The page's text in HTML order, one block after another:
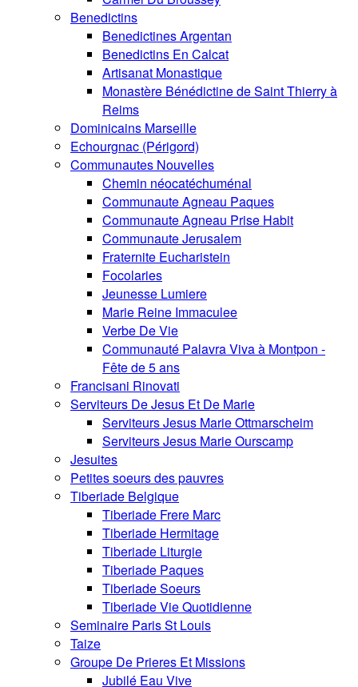
Benedictins
Benedictines Argentan
Benedictins En Calcat
Artisanat Monastique
Monastère Bénédictine de Saint Thierry à
Reims
Dominicains Marseille
Echourgnac (Périgord)
Communautes Nouvelles
Chemin néocatéchuménal
Communaute Agneau Paques
Communaute Agneau Prise Habit
Communaute Jerusalem
Fraternite Eucharistein
Focolaries
Jeunesse Lumiere
Marie Reine Immaculee
Verbe De Vie
Communauté Palavra Viva à Montpon -
Fête de 5 ans
Francisani Rinovati
Serviteurs De Jesus Et De Marie
Serviteurs Jesus Marie Ottmarscheim
Serviteurs Jesus Marie Ourscamp
Jesuites
Petites soeurs des pauvres
Tiberiade Belgique
Tiberiade Frere Marc
Tiberiade Hermitage
Tiberiade Liturgie
Tiberiade Paques
Tiberiade Soeurs
Tiberiade Vie Quotidienne
Seminaire Paris St Louis
Taize
Groupe De Prieres Et Missions
Jubilé Eau Vive